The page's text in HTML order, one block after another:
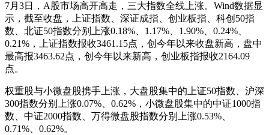
7月3日，A股市场高开高走，三大指数全线上涨。Wind数据显
示，截至收盘，上证指数、深证成指、创业板指、科创50指
数、北证50指数分别上涨0.18%、1.17%、1.90%、0.24%、
0.21%，上证指数报收3461.15点，创今年以来收盘新高，盘中
最高报3463.62点，创今年以来新高，创业板指报收2164.09
点。
权重股与小微盘股携手上涨，大盘股集中的上证50指数、沪深
300指数分别上涨0.07%、0.62%，小微盘股集中的中证1000指
数、中证2000指数、万得微盘股指数分别上涨0.53%、
0.71%、0.62%。